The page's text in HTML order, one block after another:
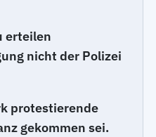
erteilen
nicht der Polizei
protestierende
gekommen sei.